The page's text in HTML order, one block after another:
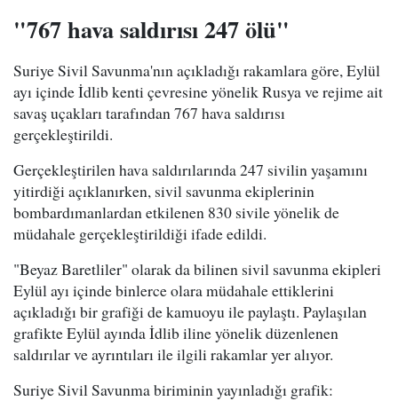
"767 hava saldırısı 247 ölü"
Suriye Sivil Savunma'nın açıkladığı rakamlara göre, Eylül
ayı içinde İdlib kenti çevresine yönelik Rusya ve rejime ait
savaş uçakları tarafından 767 hava saldırısı
gerçekleştirildi.
Gerçekleştirilen hava saldırılarında 247 sivilin yaşamını
yitirdiği açıklanırken, sivil savunma ekiplerinin
bombardımanlardan etkilenen 830 sivile yönelik de
müdahale gerçekleştirildiği ifade edildi.
"Beyaz Baretliler" olarak da bilinen sivil savunma ekipleri
Eylül ayı içinde binlerce olara müdahale ettiklerini
açıkladığı bir grafiği de kamuoyu ile paylaştı. Paylaşılan
grafikte Eylül ayında İdlib iline yönelik düzenlenen
saldırılar ve ayrıntıları ile ilgili rakamlar yer alıyor.
Suriye Sivil Savunma biriminin yayınladığı grafik: